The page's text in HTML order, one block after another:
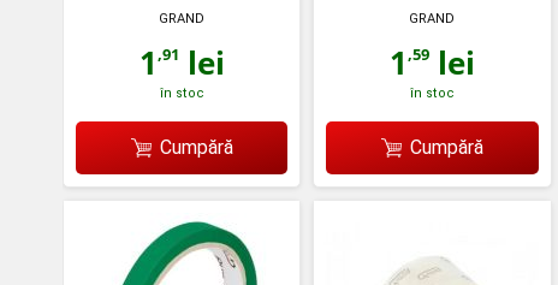
GRAND
1 ,91 lei
în stoc
Cumpără
GRAND
1 ,59lei
în stoc
Cumpără